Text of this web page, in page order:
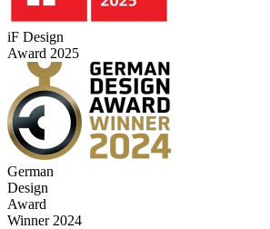
iF Design
Award 2025
German
Design
Award
Winner 2024